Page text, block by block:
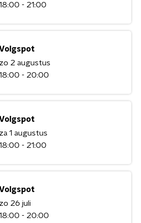
- 21:00
zo 2 augustus
- 20:00
za 1 augustus
- 21:00
zo 26 juli
- 20:00